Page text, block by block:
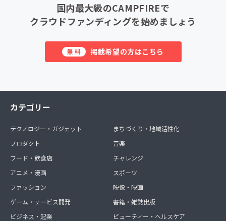
国内最大級のCAMPFIREで
クラウドファンディングを始めましょう
無料 掲載希望の方はこちら
カテゴリー
テクノロジー・ガジェット
プロダクト
フード・飲食店
アニメ・漫画
ファッション
ゲーム・サービス開発
ビジネス・起業
まちづくり・地域活性化
音楽
チャレンジ
スポーツ
映像・映画
書籍・雑誌出版
ビューティー・ヘルスケア